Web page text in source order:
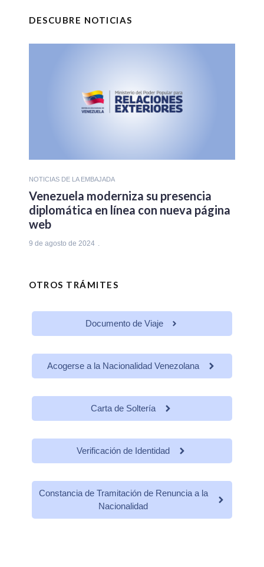
DESCUBRE NOTICIAS
NOTICIAS DE LA EMBAJADA
Venezuela moderniza su presencia
diplomática en línea con nueva página
web
9 de agosto de 2024
OTROS TRÁMITES
Documento de Viaje
Acogerse a la Nacionalidad Venezolana
Carta de Soltería
Verificación de Identidad
Constancia de Tramitación de Renuncia a la
Nacionalidad